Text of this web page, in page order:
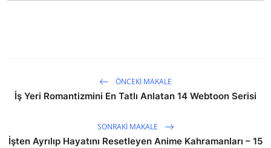
ÖNCEKI MAKALE
İş Yeri Romantizmini En Tatlı Anlatan 14 Webtoon Serisi
SONRAKI MAKALE
İşten Ayrılıp Hayatını Resetleyen Anime Kahramanları – 15